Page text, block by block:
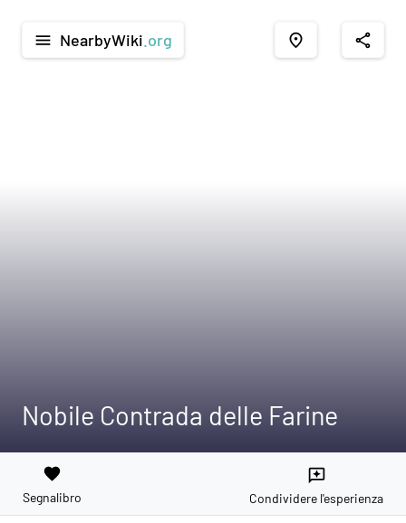
menu NearbyWiki .org place share
Nobile Contrada delle Farine
favorite
Segnalibro
reviews
Condividere l'esperienza